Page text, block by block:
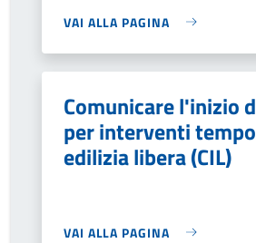
VAI ALLA PAGINA
Comunicare l'inizio
per interventi
edilizia libera (CIL)
VAI ALLA PAGINA